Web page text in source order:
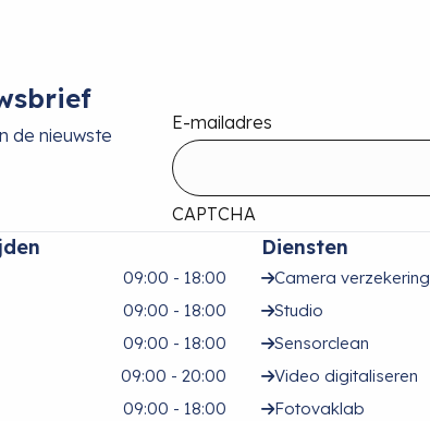
de nieuwste
E-mailadres
CAPTCHA
09:00 - 18:00
09:00 - 18:00
09:00 - 18:00
09:00 - 20:00
09:00 - 18:00
Diensten
Camera verzekering
Studio
Sensorclean
Video digitaliseren
Fotovaklab